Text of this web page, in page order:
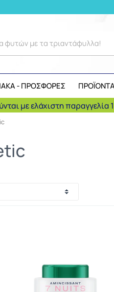
φυτών με τα τριαντάφυλλα!
- ΠΡΟΣΦΟΡΕΣ
με ελάχιστη παραγγελία